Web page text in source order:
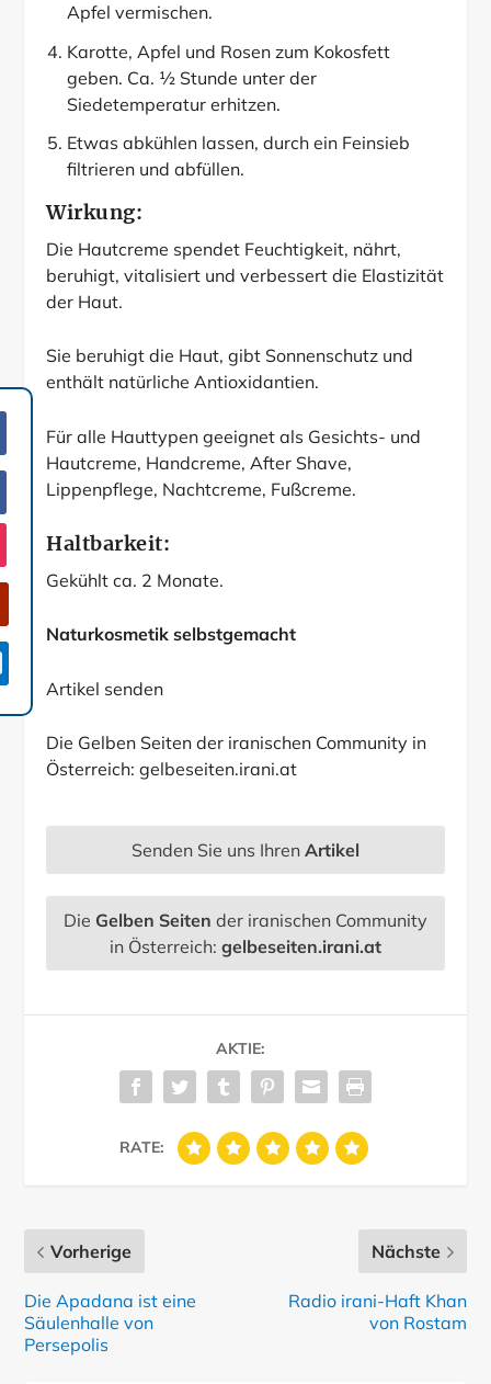
Apfel vermischen.
Karotte, Apfel und Rosen zum Kokosfett
geben. Ca. ½ Stunde unter der
Siedetemperatur erhitzen.
Etwas abkühlen lassen, durch ein Feinsieb
filtrieren und abfüllen.
Wirkung:
Die Hautcreme spendet Feuchtigkeit, nährt,
beruhigt, vitalisiert und verbessert die Elastizität
der Haut.
Sie beruhigt die Haut, gibt Sonnenschutz und
enthält natürliche Antioxidantien.
Für alle Hauttypen geeignet als Gesichts- und
Hautcreme, Handcreme, After Shave,
Lippenpflege, Nachtcreme, Fußcreme.
Haltbarkeit:
Gekühlt ca. 2 Monate.
Naturkosmetik selbstgemacht
Artikel senden
Die Gelben Seiten der iranischen Community in
Österreich:gelbeseiten.irani.at
Senden Sie uns Ihren Artikel
Die Gelben Seiten der iranischen Community
in Österreich: gelbeseiten.irani.at
AKTIE:
RATE:
Vorherige
Die Apadana ist eine
Säulenhalle von
Persepolis
Nächste
Radio irani-Haft Khan
von Rostam